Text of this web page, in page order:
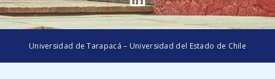
Universidad de Tarapacá – Universidad del Estado de Chile